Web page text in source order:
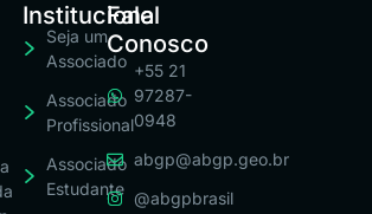
Institucional
Seja um
Associado
Associado
Profissional
Associado
Estudante
Fale
Conosco
+55 21
97287-
0948
abgp@abgp.geo.br
@abgpbrasil